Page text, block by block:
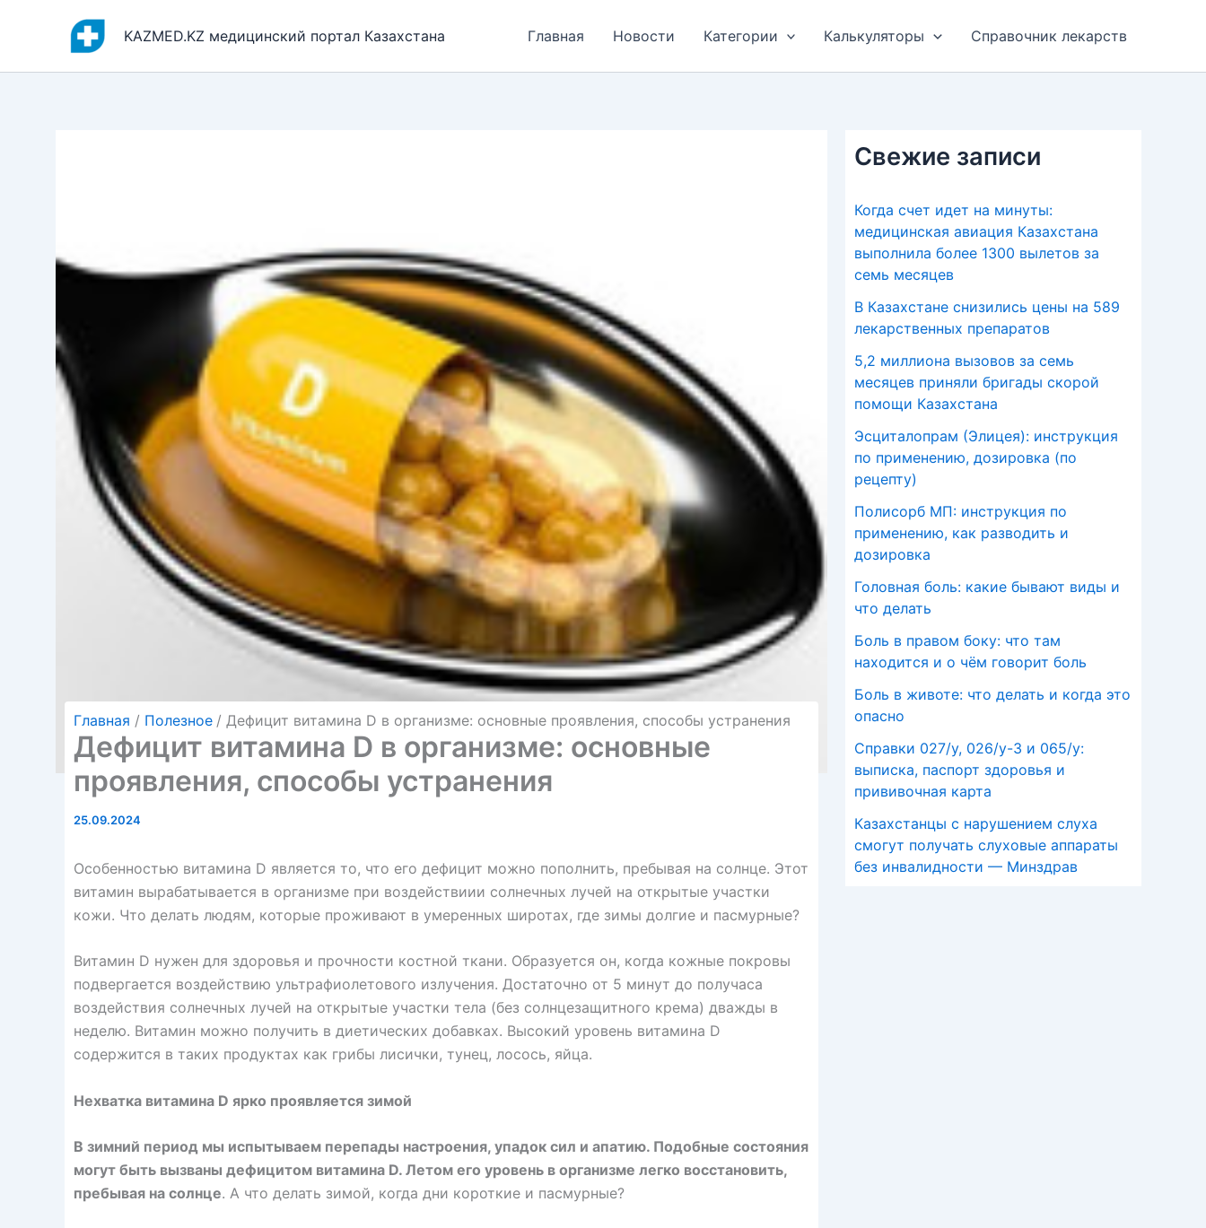
содержимому
KAZMED.KZ медицинский портал Казахстана Главная Новости Категории Калькуляторы Справочник лекарств
Главная Полезное Дефицит витамина D в организме: основные проявления, способы устранения
Дефицит витамина D в организме: основные
проявления, способы устранения
25.09.2024
Особенностью витамина D является то, что его дефицит можно пополнить, пребывая на солнце. Этот
витамин вырабатывается в организме при воздействиии солнечных лучей на открытые участки
кожи. Что делать людям, которые проживают в умеренных широтах, где зимы долгие и пасмурные?
Витамин D нужен для здоровья и прочности костной ткани. Образуется он, когда кожные покровы
подвергается воздействию ультрафиолетового излучения. Достаточно от 5 минут до получаса
воздействия солнечных лучей на открытые участки тела (без солнцезащитного крема) дважды в
неделю. Витамин можно получить в диетических добавках. Высокий уровень витамина D
содержится в таких продуктах как грибы лисички, тунец, лосось, яйца.
Нехватка витамина D ярко проявляется зимой
В зимний период мы испытываем перепады настроения, упадок сил и апатию. Подобные состояния
могут быть вызваны дефицитом витамина D. Летом его уровень в организме легко восстановить,
пребывая на солнце. А что делать зимой, когда дни короткие и пасмурные?
Свежие записи
Когда счет идет на минуты:
медицинская авиация Казахстана
выполнила более 1300 вылетов за
семь месяцев
В Казахстане снизились цены на 589
лекарственных препаратов
5,2 миллиона вызовов за семь
месяцев приняли бригады скорой
помощи Казахстана
Эсциталопрам (Элицея): инструкция
по применению, дозировка (по
рецепту)
Полисорб МП: инструкция по
применению, как разводить и
дозировка
Головная боль: какие бывают виды и
что делать
Боль в правом боку: что там
находится и о чём говорит боль
Боль в животе: что делать и когда это
опасно
Справки 027/у, 026/у-3 и 065/у:
выписка, паспорт здоровья и
прививочная карта
Казахстанцы с нарушением слуха
смогут получать слуховые аппараты
без инвалидности — Минздрав